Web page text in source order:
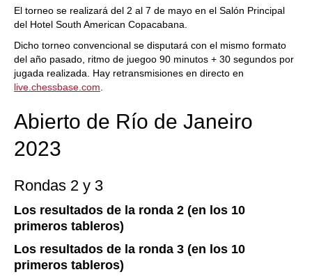
El torneo se realizará del 2 al 7 de mayo en el Salón Principal
del Hotel South American Copacabana.
Dicho torneo convencional se disputará con el mismo formato
del año pasado, ritmo de juegoo 90 minutos + 30 segundos por
jugada realizada. Hay retransmisiones en directo en
live.chessbase.com
Abierto de Río de Janeiro
2023
Rondas 2 y 3
Los resultados de la ronda 2 (en los 10
primeros tableros)
Los resultados de la ronda 3 (en los 10
primeros tableros)